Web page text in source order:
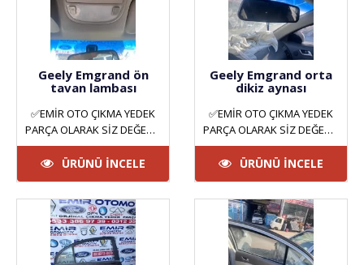
Geely Emgrand ön
tavan lambası
✅EMİR OTO ÇIKMA YEDEK
PARÇA OLARAK SİZ DEĞERLİ
MÜŞTERİLERİMİZE HİZMET
VERMEKTEYİZ. ANKARA
ÜRÜNÜ İNCELE
Geely Emgrand orta
dikiz aynası
✅EMİR OTO ÇIKMA YEDEK
PARÇA OLARAK SİZ DEĞERLİ
MÜŞTERİLERİMİZE HİZMET
VERMEKTEYİZ. ANKARA
ÜRÜNÜ İNCELE